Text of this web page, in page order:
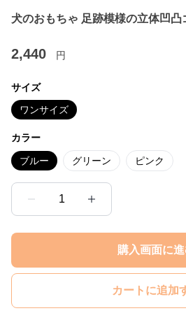
犬のおもちゃ 足跡模様の立体凹
2,440 円
サイズ
ワンサイズ
カラー
ブルー グリーン ピンク
1
購入画面に
カートに追加